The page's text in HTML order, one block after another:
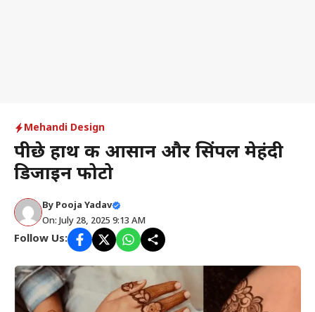
Mehandi Design
पीछे हाथ की आसान और सिंपल मेहंदी
डिजाइन फोटो
By Pooja Yadav
On: July 28, 2025 9:13 AM
Follow Us: